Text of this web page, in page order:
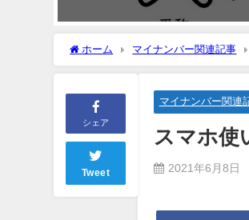
ホーム マイナンバー関連記事
シェア
Tweet
マイナンバー関連
スマホ使
2021年6月8日